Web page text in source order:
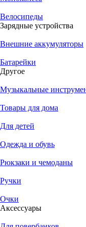
Велосипеды
Зарядные устройства
Внешние аккумуляторы
Батарейки
Другое
Музыкальные
Товары для дома
Для детей
Одежда и обувь
Рюкзаки и чемоданы
Ручки
Очки
Аксессуары
Реклама
Все категории
Обновление
Новости
Обзоры
Аналитика75
Оболочка MiUI
Прошивка
Браслеты
Решение проблем
Новинки
Antutu23
ROOT права